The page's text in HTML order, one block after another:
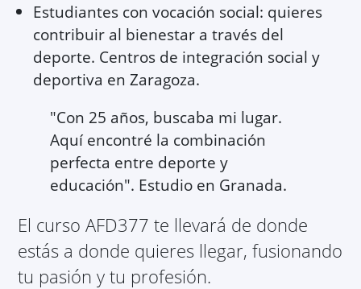
Estudiantes con vocación social: quieres
contribuir al bienestar a través del
deporte. Centros de integración social y
deportiva en Zaragoza.
"Con 25 años, buscaba mi lugar.
Aquí encontré la combinación
perfecta entre deporte y
educación". Estudio en Granada.
El curso AFD377 te llevará de donde
estás a donde quieres llegar, fusionando
tu pasión y tu profesión.